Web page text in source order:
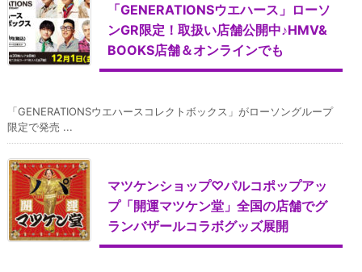
「GENERATIONSウエハース」ローソ
ンGR限定！取扱い店舗公開中♪HMV&
BOOKS店舗＆オンラインでも
「GENERATIONSウエハースコレクトボックス」がローソングループ
限定で発売 ...
マツケンショップ♡パルコポップアッ
プ「開運マツケン堂」全国の店舗でグ
ランバザールコラボグッズ展開